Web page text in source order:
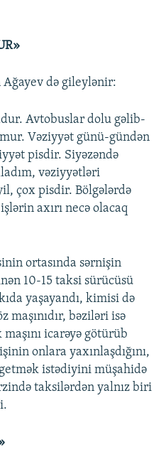
də gileylənir:
Avtobuslar dolu gəlib-
Vəziyyət günü-gündən
pisdir. Siyəzəndə
vəziyyətləri
çox pisdir. Bölgələrdə
axırı necə olacaq
ortasında sərnişin
10-15 taksi sürücüsü
yaşayandı, kimisi də
maşınıdır, bəziləri isə
icarəyə götürüb
onlara yaxınlaşdığını,
istədiyini müşahidə
taksilərdən yalnız biri